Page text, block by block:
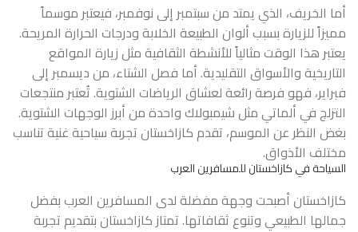
أما الخريف، الذي يمتد من سبتمبر إلى نوفمبر، فيعتبر موسماً
مميزاً للزيارة بسبب ألوان الطبيعة الخلابة ودرجات الحرارة المريحة.
يعتبر هذا الوقت مثالياً للأنشطة الثقافية مثل زيارة المواقع
التاريخية والأسواق التقليدية. أما فصل الشتاء، من ديسمبر إلى
فبراير، فهو فرصة رائعة لعشاق الرياضات الشتوية. تُعتبر منتجعات
التزلج في ألماتي مثل شيمبولاك واحدة من أبرز الوجهات الشتوية.
بغض النظر عن الموسم، تقدم كازاخستان تجربة سياحية غنية تناسب
مختلف الأذواق.
السياحة في كازاخستان للمسافرين العرب
كازاخستان أصبحت وجهة مفضلة لدى المسافرين العرب بفضل
جمالها الطبيعي وتنوع ثقافاتها. تمتاز كازاخستان بتقديم تجربة